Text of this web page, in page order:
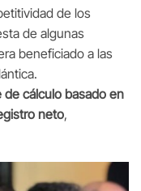
de los
de algunas
beneficiado a las
de cálculo basado en
neto,